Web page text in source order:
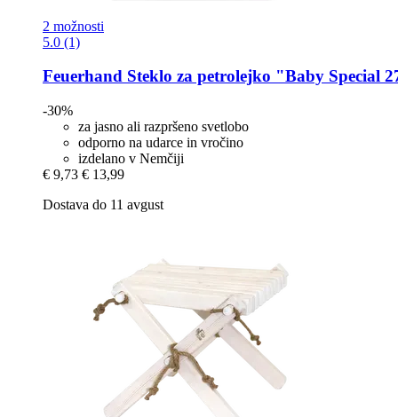
2 možnosti
5.0 (1)
Feuerhand Steklo za petrolejko "Baby Special
-30%
za jasno ali razpršeno svetlobo
odporno na udarce in vročino
izdelano v Nemčiji
€ 9,73 € 13,99
Dostava do 11 avgust